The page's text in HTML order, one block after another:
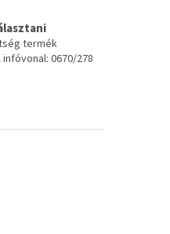
termék
0670/278